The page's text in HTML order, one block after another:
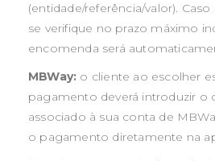
(entidade/referência/valor).
se verifique no prazo máximo
encomenda será
MBWay: o cliente ao escolher
pagamento deverá introduzir o
associado à sua conta de
o pagamento diretamente na